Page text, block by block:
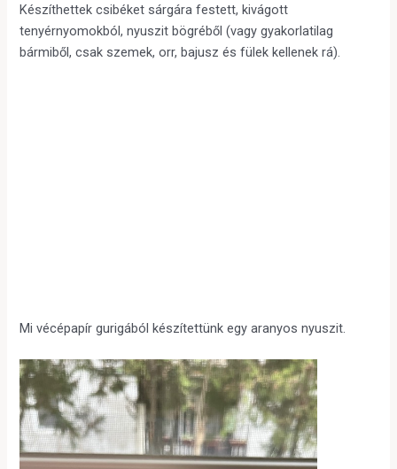
Készíthettek csibéket sárgára festett, kivágott
tenyérnyomokból, nyuszit bögréből (vagy gyakorlatilag
bármiből, csak szemek, orr, bajusz és fülek kellenek rá).
Mi vécépapír gurigából készítettünk egy aranyos nyuszit.